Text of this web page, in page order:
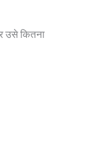
उसे कितना